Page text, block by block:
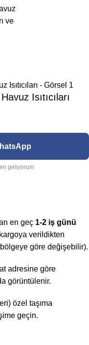
Isıtıcıları
geliyorum
en geç 1-2 iş günü
verildikten
göre değişebilir).
adresine göre
görüntülenir.
özel taşıma
geçin.